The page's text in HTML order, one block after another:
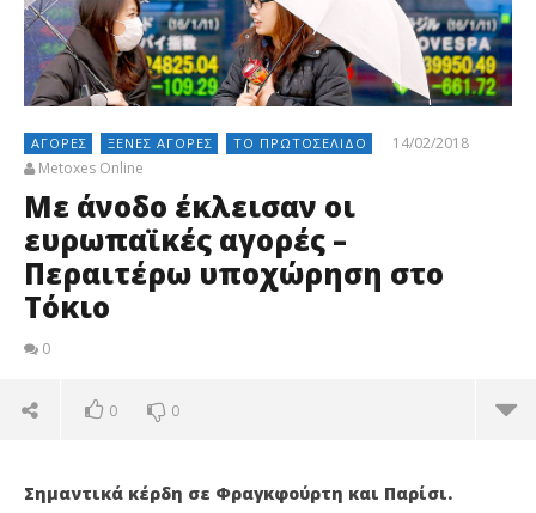
ΑΓΟΡΈΣ ΞΈΝΕΣ ΑΓΟΡΈΣ ΤΟ ΠΡΩΤΟΣΈΛΙΔΟ
14/02/2018
Metoxes Online
Με άνοδο έκλεισαν οι
ευρωπαϊκές αγορές –
Περαιτέρω υποχώρηση στο
Τόκιο
0
0 0
Σημαντικά κέρδη σε Φραγκφούρτη και Παρίσι.